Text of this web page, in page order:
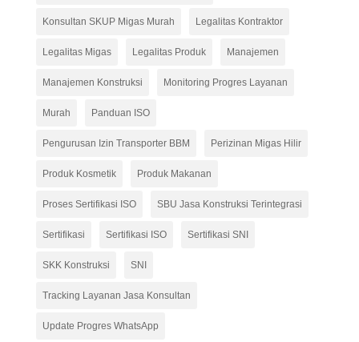
Konsultan SKUP Migas Murah Legalitas Kontraktor
Legalitas Migas Legalitas Produk Manajemen
Manajemen Konstruksi Monitoring Progres Layanan
Murah Panduan ISO
Pengurusan Izin Transporter BBM Perizinan Migas Hilir
Produk Kosmetik Produk Makanan
Proses Sertifikasi ISO SBU Jasa Konstruksi Terintegrasi
Sertifikasi Sertifikasi ISO Sertifikasi SNI
SKK Konstruksi SNI
Tracking Layanan Jasa Konsultan
Update Progres WhatsApp